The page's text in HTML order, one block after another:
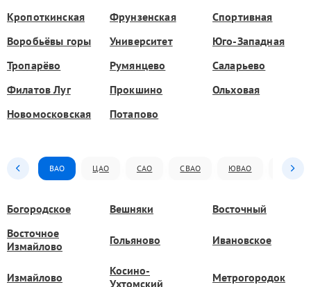
Кропоткинская
Фрунзенская
Спортивная
Воробьёвы горы
Университет
Юго-Западная
Тропарёво
Румянцево
Саларьево
Филатов Луг
Прокшино
Ольховая
Новомосковская
Потапово
ВАО ЦАО САО СВАО ЮВАО ЮАО
Богородское Вешняки
Восточный
Восточное
Измайлово
Гольяново Ивановское
Измайлово
Косино-
Ухтомский
Метрогородок